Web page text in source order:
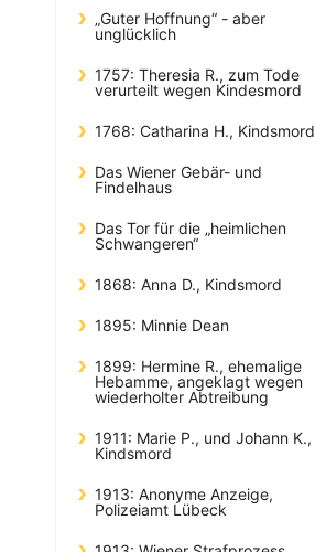
„Guter Hoffnung“ - aber
unglücklich
1757: Theresia R., zum Tode
verurteilt wegen Kindesmord
1768: Catharina H., Kindsmord
Das Wiener Gebär- und
Findelhaus
Das Tor für die „heimlichen
Schwangeren“
1868: Anna D., Kindsmord
1895: Minnie Dean
1899: Hermine R., ehemalige
Hebamme, angeklagt wegen
wiederholter Abtreibung
1911: Marie P., und Johann K.,
Kindsmord
1913: Anonyme Anzeige,
Polizeiamt Lübeck